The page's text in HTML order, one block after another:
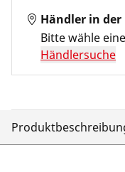
Händler in
Bitte wähle
Händlersuche